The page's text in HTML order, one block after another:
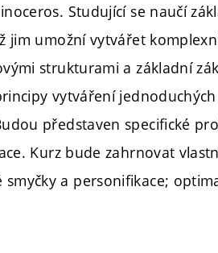
Studující se naučí
jim umožní vytvářet
strukturami a základní
vytváření
představen specifické
Kurz bude zahrnovat
smyčky a personifikace;